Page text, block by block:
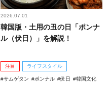
2026.07.01
韓国版・土用の丑の日「ポンナ
ル（伏日）」を解説！
注目 ライフスタイル
サムゲタン ポンナル 伏日 韓国文化